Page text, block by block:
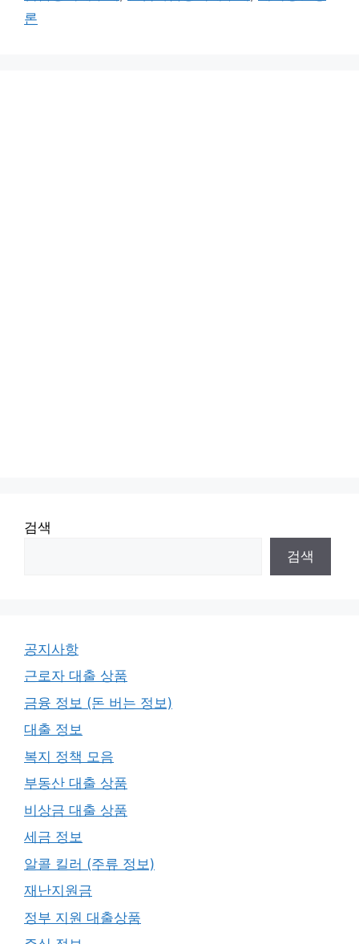
론
검색
검색
공지사항
근로자 대출 상품
금융 정보 (돈 버는 정보)
대출 정보
복지 정책 모음
부동산 대출 상품
비상금 대출 상품
세금 정보
알콜 킬러 (주류 정보)
재난지원금
정부 지원 대출상품